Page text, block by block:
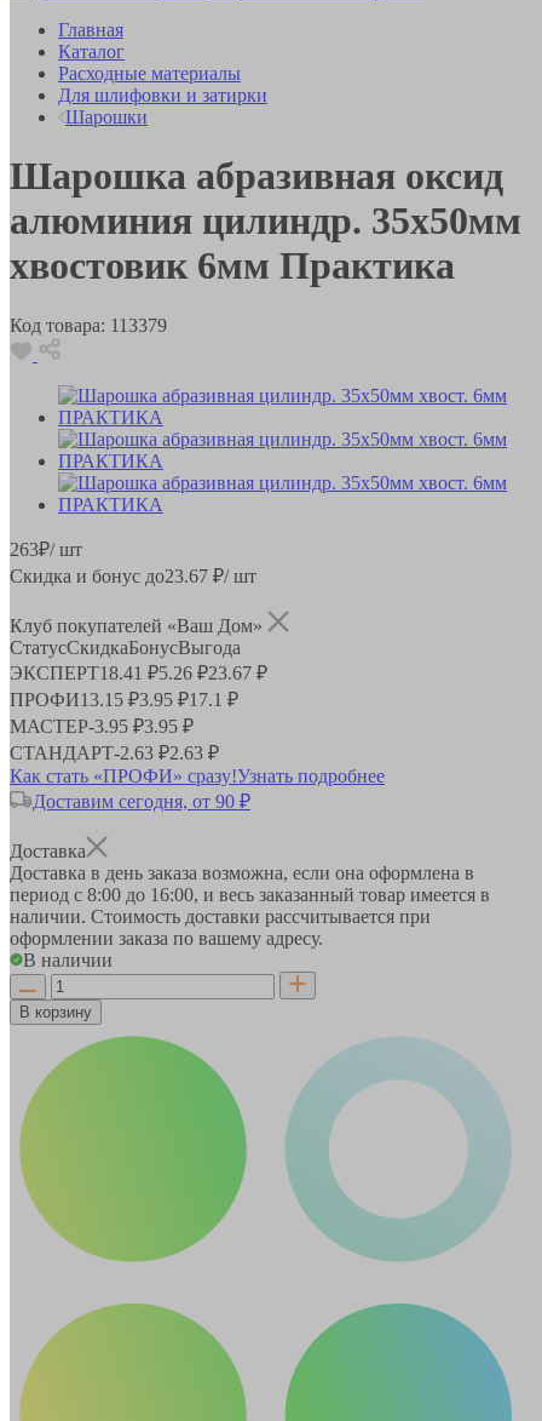
Главная
Каталог
Расходные материалы
Для шлифовки и затирки
Шарошки
Шарошка абразивная оксид
алюминия цилиндр. 35х50мм
хвостовик 6мм Практика
Код товара: 113379
263₽/ шт
Скидка и бонус до23.67 ₽/ шт
Клуб покупателей «Ваш Дом»
СтатусСкидкаБонусВыгода
ЭКСПЕРТ18.41 ₽5.26 ₽23.67 ₽
ПРОФИ13.15 ₽3.95 ₽17.1 ₽
МАСТЕР-3.95 ₽3.95 ₽
СТАНДАРТ-2.63 ₽2.63 ₽
Как стать «ПРОФИ» сразу!Узнать подробнее
Доставим сегодня, от 90 ₽
Доставка
Доставка в день заказа возможна, если она оформлена в
период с 8:00 до 16:00, и весь заказанный товар имеется в
наличии. Стоимость доставки рассчитывается при
оформлении заказа по вашему адресу.
В наличии
В корзину